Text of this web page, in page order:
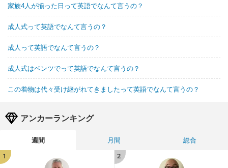
家族4人が揃った日って英語でなんて言うの？
成人式って英語でなんて言うの？
成人って英語でなんて言うの？
成人式はベンツでって英語でなんて言うの？
この着物は代々受け継がれてきましたって英語でなんて言うの？
アンカーランキング
週間 月間
総合
1
2